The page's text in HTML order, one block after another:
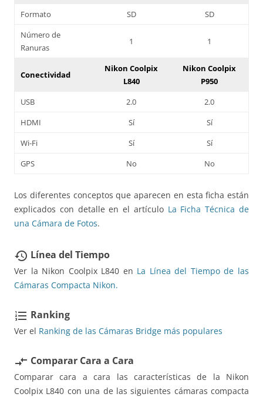
Formato
SD
SD
Número de
Ranuras
1 1
Conectividad
Nikon Coolpix
L840
Nikon Coolpix
P950
USB
2.0
2.0
HDMI
Sí
Sí
Wi-Fi
Sí
Sí
GPS
No No
Los diferentes conceptos que aparecen en esta ficha están
explicados con detalle en el artículo La Ficha Técnica de
una Cámara de Fotos.
restore Línea del Tiempo
Ver la Nikon Coolpix L840 en La Línea del Tiempo de las
Cámaras Compacta Nikon.
format_list_numbered Ranking
Ver el Ranking de las Cámaras Bridge más populares
compare_arrows Comparar Cara a Cara
Comparar cara a cara las características de la Nikon
Coolpix L840 con una de las siguientes cámaras compacta